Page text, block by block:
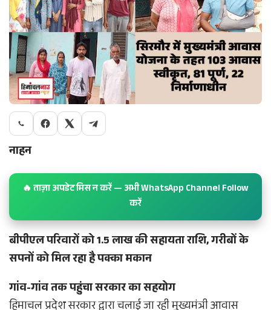
नाहन
🔥 ताज़ा अपडेट मिस न करें — अभी WhatsApp Channel Follow
करें
बीपीएल परिवारों को 1.5 लाख की सहायता राशि, गरीबों के
सपनों को मिल रहा है पक्का मकान
गांव-गांव तक पहुंचा सरकार का सहयोग